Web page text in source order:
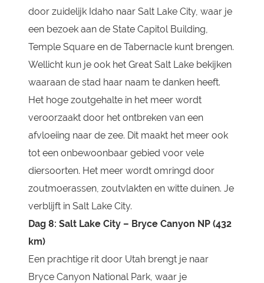
door zuidelijk Idaho naar Salt Lake City, waar je
een bezoek aan de State Capitol Building,
Temple Square en de Tabernacle kunt brengen.
Wellicht kun je ook het Great Salt Lake bekijken
waaraan de stad haar naam te danken heeft.
Het hoge zoutgehalte in het meer wordt
veroorzaakt door het ontbreken van een
afvloeiing naar de zee. Dit maakt het meer ook
tot een onbewoonbaar gebied voor vele
diersoorten. Het meer wordt omringd door
zoutmoerassen, zoutvlakten en witte duinen. Je
verblijft in Salt Lake City.
Dag 8: Salt Lake City – Bryce Canyon NP (432
km)
Een prachtige rit door Utah brengt je naar
Bryce Canyon National Park, waar je